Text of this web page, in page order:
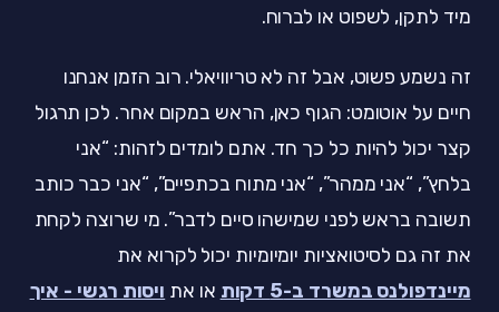
מיד לתקן, לשפוט או לברוח.
זה נשמע פשוט, אבל זה לא טריוויאלי. רוב הזמן אנחנו
חיים על אוטומט: הגוף כאן, הראש במקום אחר. לכן תרגול
קצר יכול להיות כל כך חד. אתם לומדים לזהות: “אני
בלחץ”, “אני ממהר”, “אני מתוח בכתפיים”, “אני כבר כותב
תשובה בראש לפני שמישהו סיים לדבר”. מי שרוצה לקחת
את זה גם לסיטואציות יומיומיות יכול לקרוא את
מיינדפולנס במשרד ב-5 דקות
או את ויסות רגשי - איך